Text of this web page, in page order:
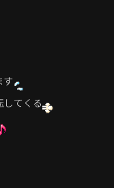
す
してくる